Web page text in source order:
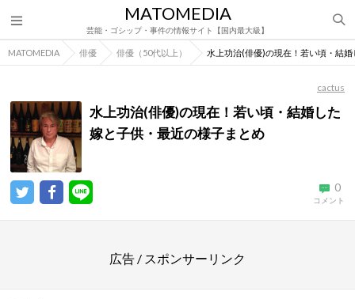
MATOMEDIA
芸能・ゴシップ・事件の情報サイト【国内最大級】
MATOMEDIA 俳優 俳優（50代以上） 水上功治(俳優)の現在！若い頃・結
cactus
水上功治(俳優)の現在！若い頃・結婚した
嫁と子供・最近の様子まとめ
0
コメント
広告 / スポンサーリンク